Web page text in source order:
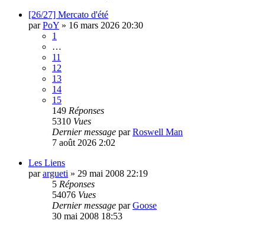
[26/27] Mercato d'été
parPoY » 16 mars 2026 20:30
1
…
11
12
13
14
15
149 Réponses
5310 Vues
Dernier message parRoswell Man
7 août 2026 2:02
Les Liens
parargueti » 29 mai 2008 22:19
5 Réponses
54076 Vues
Dernier message parGoose
30 mai 2008 18:53